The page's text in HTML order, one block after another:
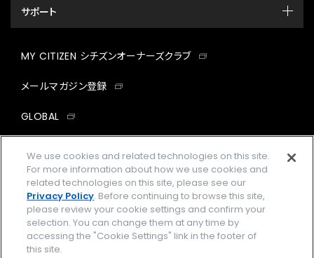
サポート
MY CITIZEN シチズンオーナーズクラブ
メールマガジン登録
GLOBAL
facebookinstagramtwitter
企業情報 ご利用規約
プライバシーポリシー Cookies Settings
We use cookies and related technologies on this site.
For more information about how we use cookies and
related technologies on this site, please see our
Privacy Policy. Before continuing to browse this site,
please review your cookie settings and confirm your
selection. You can change them at any time by
accessing the "Cookie Settings" link in the footer of
this site.